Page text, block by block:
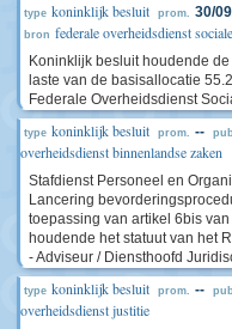
type koninklijk besluit prom. 30/
bron federale overheidsdienst
Koninklijk besluit houdende
laste van de basisallocatie
Federale Overheidsdienst
type koninklijk besluit prom. --
overheidsdienst binnenlandse zaken
Stafdienst Personeel en
Lancering
toepassing van artikel 6bis
houdende het statuut van het
- Adviseur / Diensthoofd
type koninklijk besluit prom. --
overheidsdienst justitie